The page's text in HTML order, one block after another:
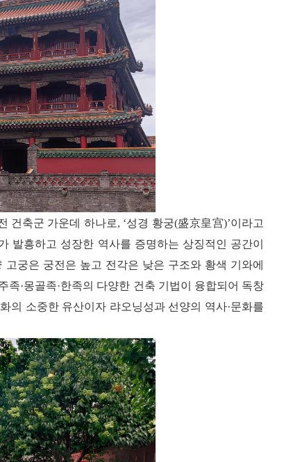
건축군 가운데 하나로, ‘성경 황궁(盛京皇宫)’이라고
발흥하고 성장한 역사를 증명하는 상징적인 공간이
궁은 궁전은 높고 전각은 낮은 구조와 황색 기와에
·몽골족·한족의 다양한 건축 기법이 융합되어 독창
의 소중한 유산이자 랴오닝성과 선양의 역사·문화를